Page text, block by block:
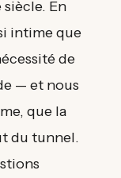
En
intime que
de
— et nous
que la
du tunnel.